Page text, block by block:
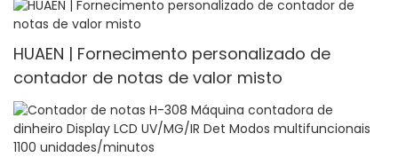
HUAEN | Fornecimento personalizado de
contador de notas de valor misto